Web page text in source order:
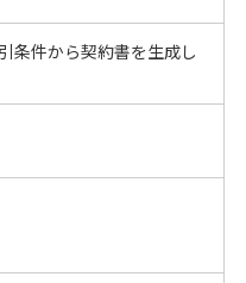
条件から契約書を生成し